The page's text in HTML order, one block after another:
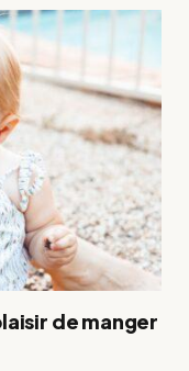
de manger